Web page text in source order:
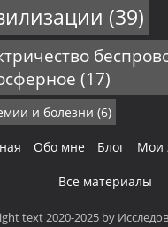
(39)
(17)
и болезни (6)
Обо мне Блог Мои
Все материалы
text 2020-2025 by